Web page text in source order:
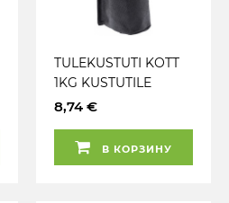
TULEKUSTUTI KOTT
1KG KUSTUTILE
CARMOTION
8,74 €
В КОРЗИНУ